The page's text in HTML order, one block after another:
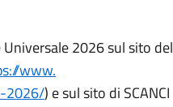
2026 sul sito del
www.
2026/) e sul sito di SCANCI